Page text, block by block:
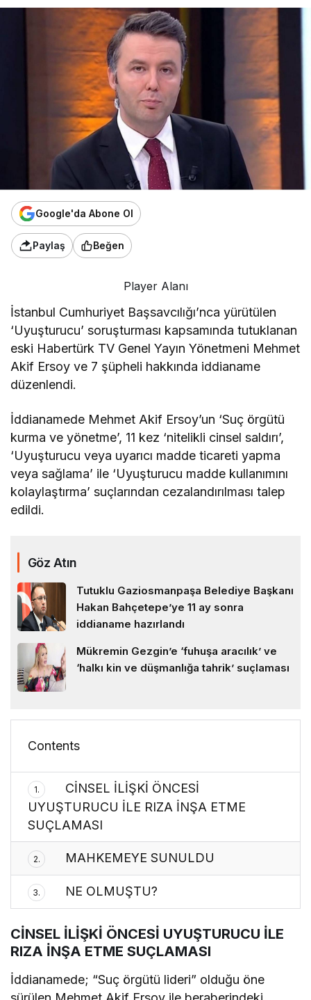
Google'da Abone Ol
Paylaş Beğen
Player Alanı
İstanbul Cumhuriyet Başsavcılığı’nca yürütülen
‘Uyuşturucu’ soruşturması kapsamında tutuklanan
eski Habertürk TV Genel Yayın Yönetmeni Mehmet
Akif Ersoy ve 7 şüpheli hakkında iddianame
düzenlendi.
İddianamede Mehmet Akif Ersoy’un ‘Suç örgütü
kurma ve yönetme’, 11 kez ‘nitelikli cinsel saldırı’,
‘Uyuşturucu veya uyarıcı madde ticareti yapma
veya sağlama’ ile ‘Uyuşturucu madde kullanımını
kolaylaştırma’ suçlarından cezalandırılması talep
edildi.
Göz Atın
Tutuklu Gaziosmanpaşa Belediye Başkanı
Hakan Bahçetepe’ye 11 ay sonra
iddianame hazırlandı
Mükremin Gezgin’e ‘fuhuşa aracılık’ ve
‘halkı kin ve düşmanlığa tahrik’ suçlaması
Contents
1.
CİNSEL İLİŞKİ ÖNCESİ
UYUŞTURUCU İLE RIZA İNŞA ETME
SUÇLAMASI
2. MAHKEMEYE SUNULDU
3. NE OLMUŞTU?
CİNSEL İLİŞKİ ÖNCESİ UYUŞTURUCU İLE
RIZA İNŞA ETME SUÇLAMASI
İddianamede; “Suç örgütü lideri” olduğu öne